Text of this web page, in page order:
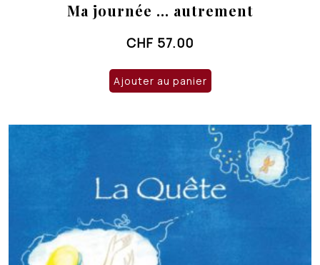
Ma journée … autrement
CHF 57.00
Ajouter au panier